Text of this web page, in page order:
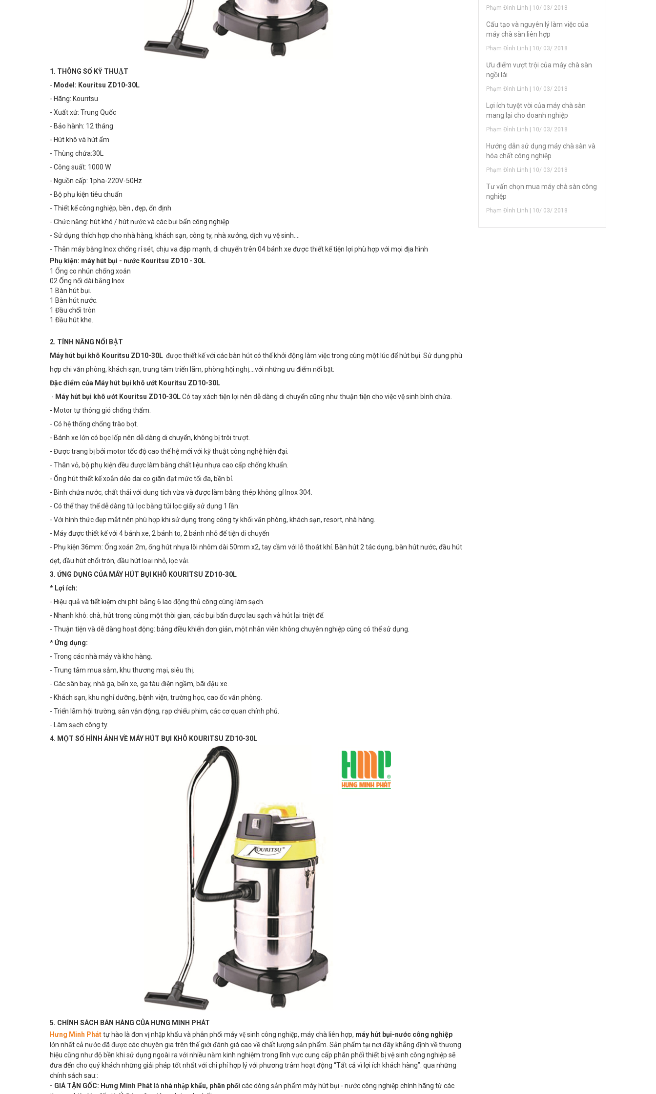
1. THÔNG SỐ KỸ THUẬT
- Model: Kouritsu ZD10-30L
- Hãng: Kouritsu
- Xuất xứ: Trung Quốc
- Bảo hành: 12 tháng
- Hút khô và hút ẩm
- Thùng chứa:30L
- Công suất: 1000 W
- Nguồn cấp: 1pha-220V-50Hz
- Bộ phụ kiện tiêu chuẩn
- Thiết kế công nghiệp, bền , đẹp, ổn định
- Chức năng: hút khô / hút nước và các bụi bẩn công nghiệp
- Sử dụng thích hợp cho nhà hàng, khách sạn, công ty, nhà xưởng, dịch vụ vệ sinh....
- Thân máy bằng Inox chống rỉ sét, chịu va đập mạnh, di chuyển trên 04 bánh xe được thiết kế tiện lợi phù hợp với mọi địa hình
Phụ kiện: máy hút bụi - nước Kouritsu ZD10 - 30L
1 Ống co nhún chống xoắn
02 Ống nối dài bằng Inox
1 Bàn hút bụi.
1 Bàn hút nước.
1 Đầu chổi tròn
1 Đầu hút khe.
2. TÍNH NĂNG NỔI BẬT
Máy hút bụi khô Kouritsu ZD10-30L được thiết kế với các bàn hút có thể khởi động làm việc trong cùng một lúc để hút bụi. Sử dụng phù
hợp chi văn phòng, khách sạn, trung tâm triển lãm, phòng hội nghị….với những ưu điểm nổi bật:
Đặc điểm của Máy hút bụi khô ướt Kouritsu ZD10-30L
- Máy hút bụi khô ướt Kouritsu ZD10-30LCó tay xách tiện lợi nên dễ dàng di chuyển cũng như thuận tiện cho việc vệ sinh bình chứa.
- Motor tự thông gió chống thấm.
- Có hệ thống chống trào bọt.
- Bánh xe lớn có bọc lốp nên dễ dàng di chuyển, không bị trôi trượt.
- Được trang bị bởi motor tốc độ cao thế hệ mới với kỹ thuật công nghệ hiện đại.
- Thân vỏ, bộ phụ kiện đều được làm bằng chất liệu nhựa cao cấp chống khuẩn.
- Ống hút thiết kế xoắn dẻo dai co giãn đạt mức tối đa, bền bỉ.
- Bình chứa nước, chất thải với dung tích vừa và được làm bằng thép không gỉ Inox 304.
- Có thể thay thế dễ dàng túi lọc bằng túi lọc giấy sử dụng 1 lần.
- Với hình thức đẹp mắt nên phù hợp khi sử dụng trong công ty khối văn phòng, khách sạn, resort, nhà hàng.
- Máy được thiết kế với 4 bánh xe, 2 bánh to, 2 bánh nhỏ để tiện di chuyển
- Phụ kiện 36mm: Ống xoắn 2m, ống hút nhựa lõi nhôm dài 50mm x2, tay cầm với lỗ thoát khí. Bàn hút 2 tác dụng, bàn hút nước, đầu hút
dẹt, đầu hút chổi tròn, đầu hút loại nhỏ, lọc vải.
3. ỨNG DỤNG CỦA MÁY HÚT BỤI KHÔ KOURITSU ZD10-30L
* Lợi ích:
- Hiệu quả và tiết kiệm chi phí: bằng 6 lao động thủ công cùng làm sạch.
- Nhanh khô: chà, hút trong cùng một thời gian, các bụi bẩn được lau sạch và hút lại triệt để.
- Thuận tiện và dễ dàng hoạt động: bảng điều khiển đơn giản, một nhân viên không chuyên nghiệp cũng có thể sử dụng.
* Ứng dụng:
- Trong các nhà máy và kho hàng.
- Trung tâm mua sắm, khu thương mại, siêu thị.
- Các sân bay, nhà ga, bến xe, ga tàu điện ngầm, bãi đậu xe.
- Khách sạn, khu nghỉ dưỡng, bệnh viện, trường học, cao ốc văn phòng.
- Triển lãm hội trường, sân vận động, rạp chiếu phim, các cơ quan chính phủ.
- Làm sạch công ty.
4. MỘT SỐ HÌNH ẢNH VỀ MÁY HÚT BỤI KHÔ KOURITSU ZD10-30L
5. CHÍNH SÁCH BÁN HÀNG CỦA HƯNG MINH PHÁT
Hưng Minh Pháttự hào là đơn vị nhập khẩu và phân phối máy vệ sinh công nghiệp, máy chà liên hợp, máy hút bụi-nước công nghiệp
lớn nhất cả nước đã được các chuyên gia trên thế giới đánh giá cao về chất lượng sản phẩm. Sản phẩm tại nơi đây khẳng định về thương
hiệu cũng như độ bền khi sử dụng ngoài ra với nhiều năm kinh nghiệm trong lĩnh vực cung cấp phân phối thiết bị vệ sinh công nghiệp sẽ
đưa đến cho quý khách những giải pháp tốt nhất với chi phí hợp lý với phương trâm hoạt động “Tất cả vì lợi ích khách hàng”. qua những
chính sách sau::
- GIÁ TẬN GỐC: Hưng Minh Phát là nhà nhập khẩu, phân phối các dòng sản phẩm máy hút bụi - nước công nghiệp chính hãng từ các
Phạm Đình Linh | 10/ 03/ 2018
Cấu tạo và nguyên lý làm việc của
máy chà sàn liên hợp
Phạm Đình Linh | 10/ 03/ 2018
Ưu điểm vượt trội của máy chà sàn
ngồi lái
Phạm Đình Linh | 10/ 03/ 2018
Lợi ích tuyệt vời của máy chà sàn
mang lại cho doanh nghiệp
Phạm Đình Linh | 10/ 03/ 2018
Hướng dẫn sử dụng máy chà sàn và
hóa chất công nghiệp
Phạm Đình Linh | 10/ 03/ 2018
Tư vấn chọn mua máy chà sàn công
nghiệp
Phạm Đình Linh | 10/ 03/ 2018